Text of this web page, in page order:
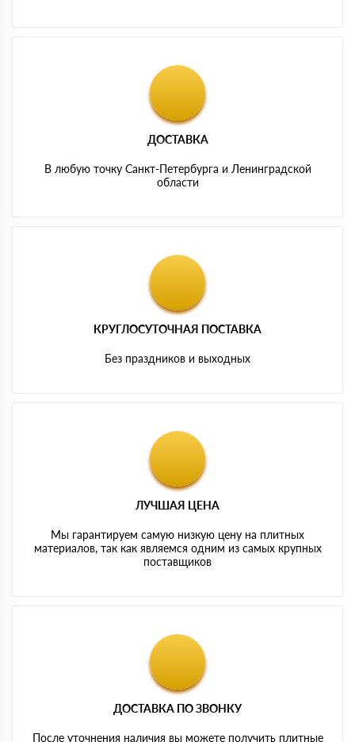
ДОСТАВКА
В любую точку Санкт-Петербурга и Ленинградской
области
КРУГЛОСУТОЧНАЯ ПОСТАВКА
Без праздников и выходных
ЛУЧШАЯ ЦЕНА
Мы гарантируем самую низкую цену на плитных
материалов, так как являемся одним из самых крупных
поставщиков
ДОСТАВКА ПО ЗВОНКУ
После уточнения наличия вы можете получить плитные